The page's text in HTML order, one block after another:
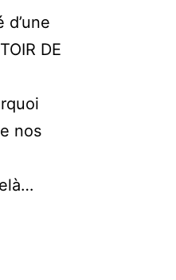
DE
nos